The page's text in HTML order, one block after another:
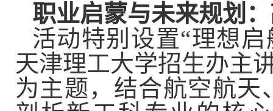
职业启蒙与未来规划
活动特别设置“理想
天津理工大学招生办主
为主题，结合航空航